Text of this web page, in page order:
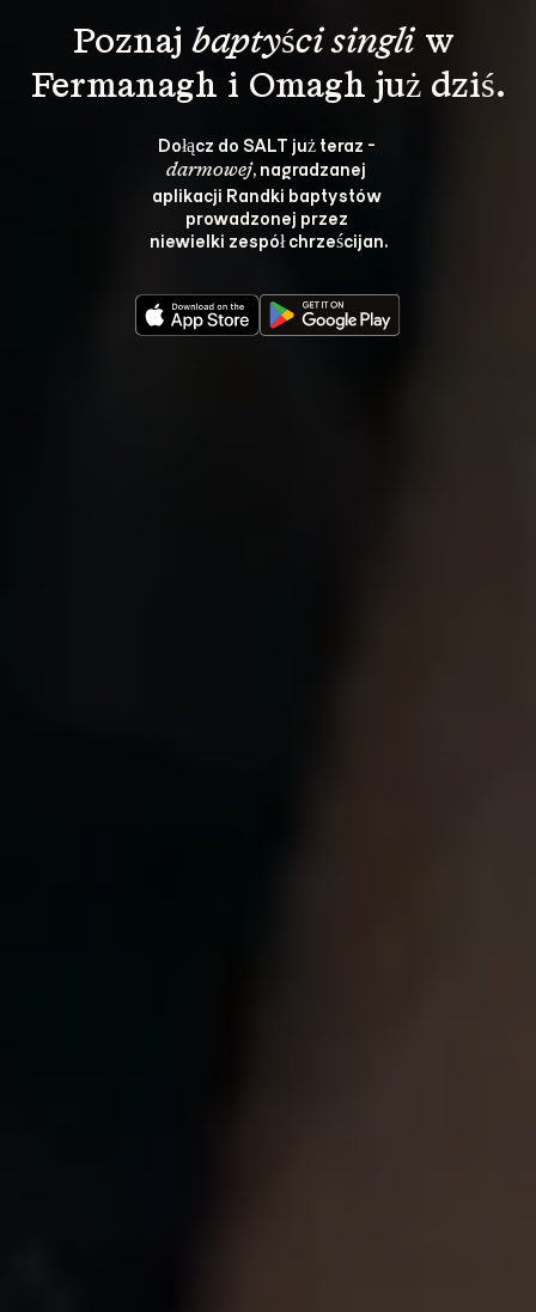
Poznaj baptyści singli w
Fermanagh i Omagh już dziś.
Dołącz do SALT już teraz -
darmowej, nagradzanej
aplikacji Randki baptystów
prowadzonej przez
niewielki zespół chrześcijan.